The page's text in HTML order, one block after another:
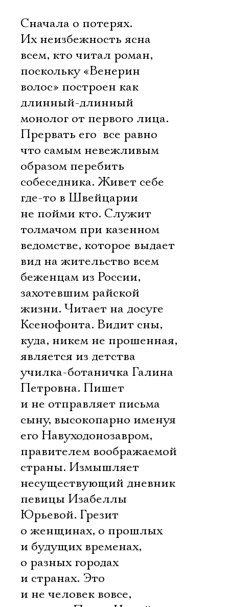
Сначала о потерях.
Их неизбежность ясна
всем, кто читал роман,
поскольку «Венерин
волос» построен как
длинный-длинный
монолог от первого лица.
Прервать его  все равно
что самым невежливым
образом перебить
собеседника. Живет себе
где-то в Швейцарии
не пойми кто. Служит
толмачом при казенном
ведомстве, которое выдает
вид на жительство всем
беженцам из России,
захотевшим райской
жизни. Читает на досуге
Ксенофонта. Видит сны,
куда, никем не прошенная,
является из детства
училка-ботаничка Галина
Петровна. Пишет
и не отправляет письма
сыну, высокопарно именуя
его Навуходонозавром,
правителем воображаемой
страны. Измышляет
несуществующий дневник
певицы Изабеллы
Юрьевой. Грезит
о женщинах, о прошлых
и будущих временах,
о разных городах
и странах. Это
и не человек вовсе,